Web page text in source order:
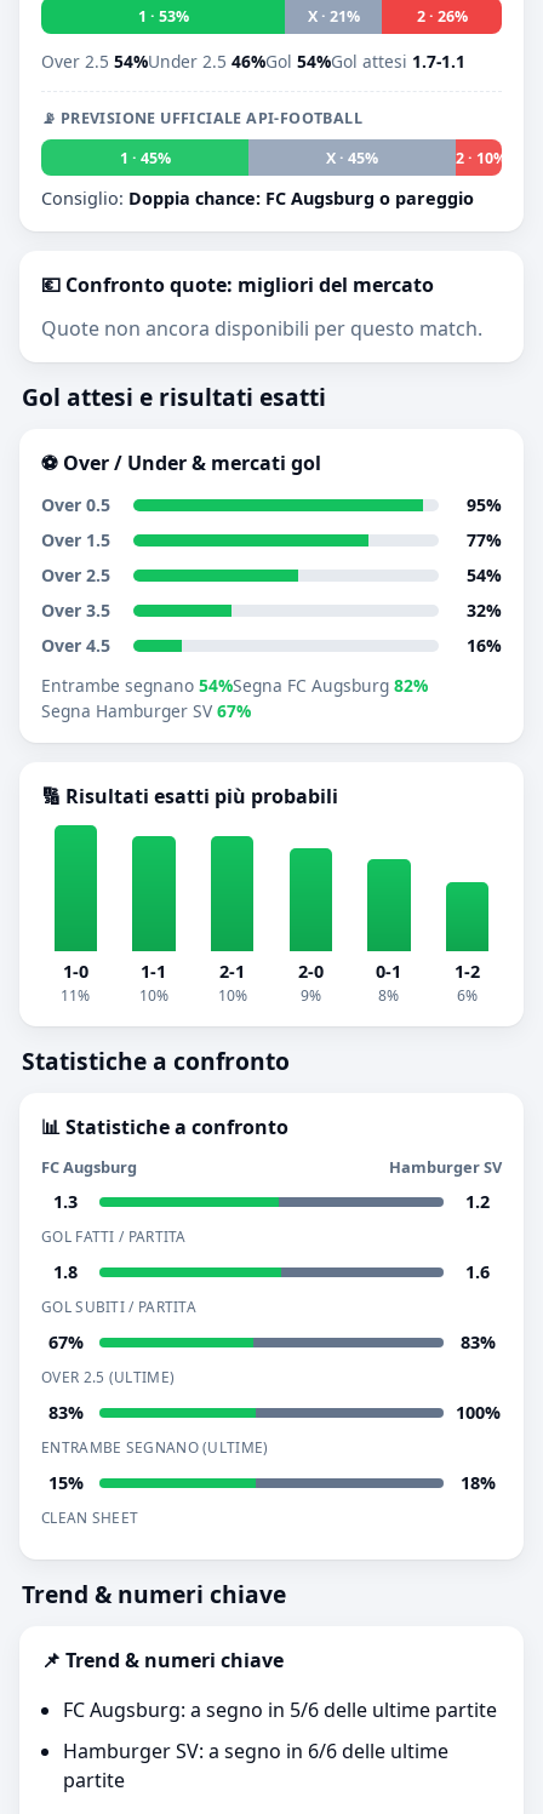
1 · 53% X · 21% 2 · 26%
Over 2.5 54%Under 2.5 46%Gol 54%Gol attesi 1.7-1.1
📡 PREVISIONE UFFICIALE API-FOOTBALL
1 · 45%
X · 45% 2 · 10%
Consiglio: Doppia chance: FC Augsburg o pareggio
💶 Confronto quote: migliori del mercato
Quote non ancora disponibili per questo match.
Gol attesi e risultati esatti
⚽ Over / Under & mercati gol
Over 0.5
95%
Over 1.5
77%
Over 2.5
54%
Over 3.5
32%
Over 4.5
16%
Entrambe segnano 54%Segna FC Augsburg 82%
Segna Hamburger SV 67%
🔢 Risultati esatti più probabili
1-0
11%
1-1
10%
2-1
10%
2-0
9%
0-1
8%
1-2
6%
Statistiche a confronto
📊 Statistiche a confronto
FC Augsburg Hamburger SV
1.3 1.2
GOL FATTI / PARTITA
1.8 1.6
GOL SUBITI / PARTITA
67% 83%
OVER 2.5 (ULTIME)
83% 100%
ENTRAMBE SEGNANO (ULTIME)
15% 18%
CLEAN SHEET
Trend & numeri chiave
📌 Trend & numeri chiave
FC Augsburg: a segno in 5/6 delle ultime partite
Hamburger SV: a segno in 6/6 delle ultime
partite